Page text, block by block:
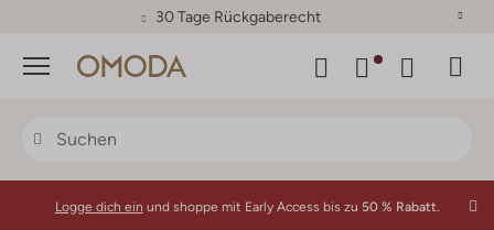
30 Tage Rückgaberecht
Menü
Logge dich ein und shoppe mit Early Access bis zu 50 % Rabatt.